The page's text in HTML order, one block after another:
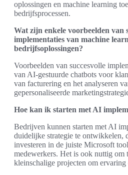
oplossingen en machine learning
bedrijfsprocessen.
Wat zijn enkele voorbeelden van
implementaties van machine
bedrijfsoplossingen?
Voorbeelden van succesvolle
van AI-gestuurde chatbots voor
van facturering en het analyseren
gepersonaliseerde
Hoe kan ik starten met AI
Bedrijven kunnen starten met AI
duidelijke strategie te ontwikkelen,
investeren in de juiste Microsoft
medewerkers. Het is ook nuttig om
kleinschalige projecten om ervaring